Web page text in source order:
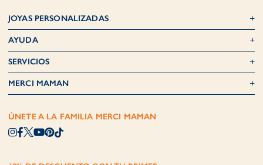
JOYAS PERSONALIZADAS
AYUDA
SERVICIOS
MERCI MAMAN
ÚNETE A LA FAMILIA MERCI MAMAN